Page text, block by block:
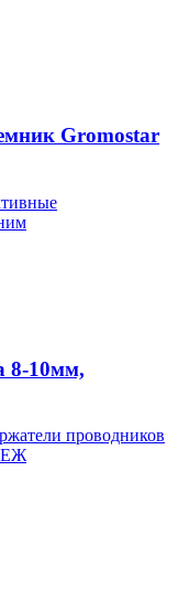
Gromostar
8-10мм,
проводников